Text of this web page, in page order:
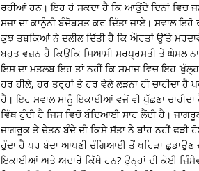
ਰਹੀਆਂ ਹਨ। ਇਹ ਹੋ ਸਕਦਾ ਹੈ ਕਿ ਆਉਂਦੇ ਦਿਨਾਂ ਵਿਚ
ਸਜ਼ਾ ਦਾ ਕਾਨੂੰਨੀ ਬੰਦੋਬਸਤ ਕਰ ਦਿੱਤਾ ਜਾਏ। ਸਵਾਲ
ਕੁਝ ਤਬਕਿਆਂ ਨੇ ਦਲੀਲ ਦਿੱਤੀ ਹੈ ਕਿ ਔਰਤਾਂ ਉੱਤੇ
ਬਹੁਤ ਵਜ਼ਨ ਹੈ ਕਿਉਂਕਿ ਸਿਆਸੀ ਸਰਪ੍ਰਸਤੀ ਤੇ ਘੇਸਲ
ਇਸ ਦਾ ਮਤਲਬ ਇਹ ਤਾਂ ਨਹੀਂ ਕਿ ਸਮਾਜ ਵਿਚ ਇਹ
ਹਰ ਹੀਲੇ, ਹਰ ਤਰ੍ਹਾਂ ਤੇ ਹਰ ਵੇਲੇ ਲੜਨਾ ਹੀ ਚਾਹੀਦਾ ਹੈ
ਹੈ। ਇਹ ਸਵਾਲ ਸਾਨੂੰ ਇਕਾਈਆਂ ਵਜੋਂ ਵੀ ਪੁੱਛਣਾ
ਵਿੱਥ ਹੁੰਦੀ ਹੈ ਜਿਸ ਵਿਚੋਂ ਬੰਦਿਆਈ ਸਾਹ ਲੈਂਦੀ ਹੈ।
ਜਾਗਰੂਕ ਤੇ ਚੇਤਨ ਬੰਦੇ ਦੀ ਕਿਸੇ ਸੱਤਾ ਨੇ ਬਾਂਹ ਨਹੀਂ
ਹੁੰਦਾ ਹੈ ਪਰ ਬੰਦਾ ਆਪਣੀ ਚੰਗਿਆਈ ਤੋਂ ਖਹਿੜਾ ਛੁਡਾਉਣ
ਇਕਾਈਆਂ ਅਤੇ ਅਦਾਰੇ ਕਿੱਥੇ ਹਨ? ਉਨ੍ਹਾਂ ਦੀ ਕੋਈ